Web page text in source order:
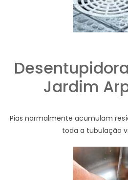
Jardim
Pias normalmente acumulam
toda a tubulação